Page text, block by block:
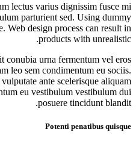
lectus varius dignissim fusce mi
parturient sed. Using dummy
Web design process can result in
products with unrealistic.
conubia urna fermentum vel eros
leo sem condimentum eu sociis.
vulputate ante scelerisque aliquam
eu vestibulum vestibulum dui
posuere tincidunt blandit.
Potenti penatibus quisque